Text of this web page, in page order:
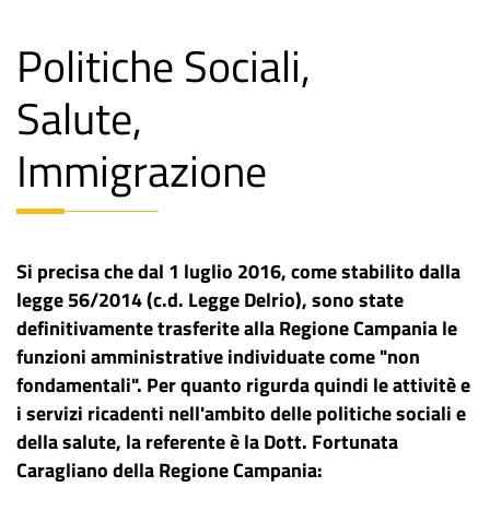
Politiche Sociali,
Salute,
Immigrazione
Si precisa che dal 1 luglio 2016, come stabilito dalla
legge 56/2014 (c.d. Legge Delrio), sono state
definitivamente trasferite alla Regione Campania le
funzioni amministrative individuate come "non
fondamentali". Per quanto rigurda quindi le attivitè e
i servizi ricadenti nell'ambito delle politiche sociali e
della salute, la referente è la Dott. Fortunata
Caragliano della Regione Campania: